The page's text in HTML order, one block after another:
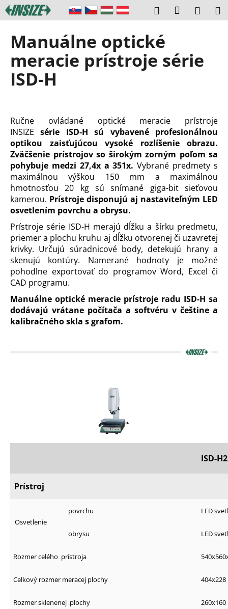
Prejsť
na
obsah
Hľadať
Manuálne optické
meracie prístroje série
ISD-H
Ručne ovládané optické meracie prístroje
INSIZEsérie ISD-H sú vybavené profesionálnou
optikou zaisťujúcou vysoké rozlíšenie obrazu.
Zväčšenie prístrojov so širokým zorným poľom sa
pohybuje medzi 27,4x a 351x. Vybrané predmety s
maximálnou výškou 150 mm a maximálnou
hmotnosťou 20 kg sú snímané giga-bit sieťovou
kamerou. Prístroje disponujú aj nastaviteľným LED
osvetlením povrchu a obrysu.
Prístroje série ISD-H merajú dĺžku a šírku predmetu,
priemer a plochu kruhu aj dĺžku otvorenej či uzavretej
krivky. Určujú súradnicové body, detekujú hrany a
skenujú kontúry. Namerané hodnoty je možné
pohodlne exportovať do programov Word, Excel či
CAD programu.
Manuálne optické meracie prístroje radu ISD-H sa
dodávajú vrátane počítača a softvéru v češtine a
kalibračného skla s grafom.
ISD-
Prístroj
Osvetlenie
povrchu LED
obrysu LED
Rozmer celého prístroja
Celkový rozmer meracej plochy
Rozmer sklenenej plochy
K
o
Č
o
p
r
e
b
u
j
e
t
e
n
á
j
s
ť
?
ú
m
e